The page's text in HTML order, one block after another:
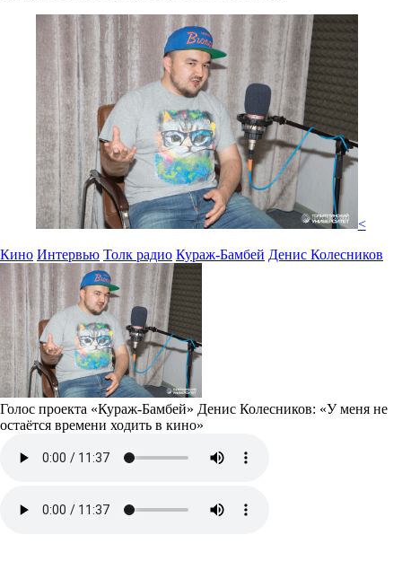
<
Кино Интервью Толк радио Кураж-Бамбей Денис Колесников
Голос проекта «Кураж-Бамбей» Денис Колесников: «У меня не
остаётся времени ходить в кино»